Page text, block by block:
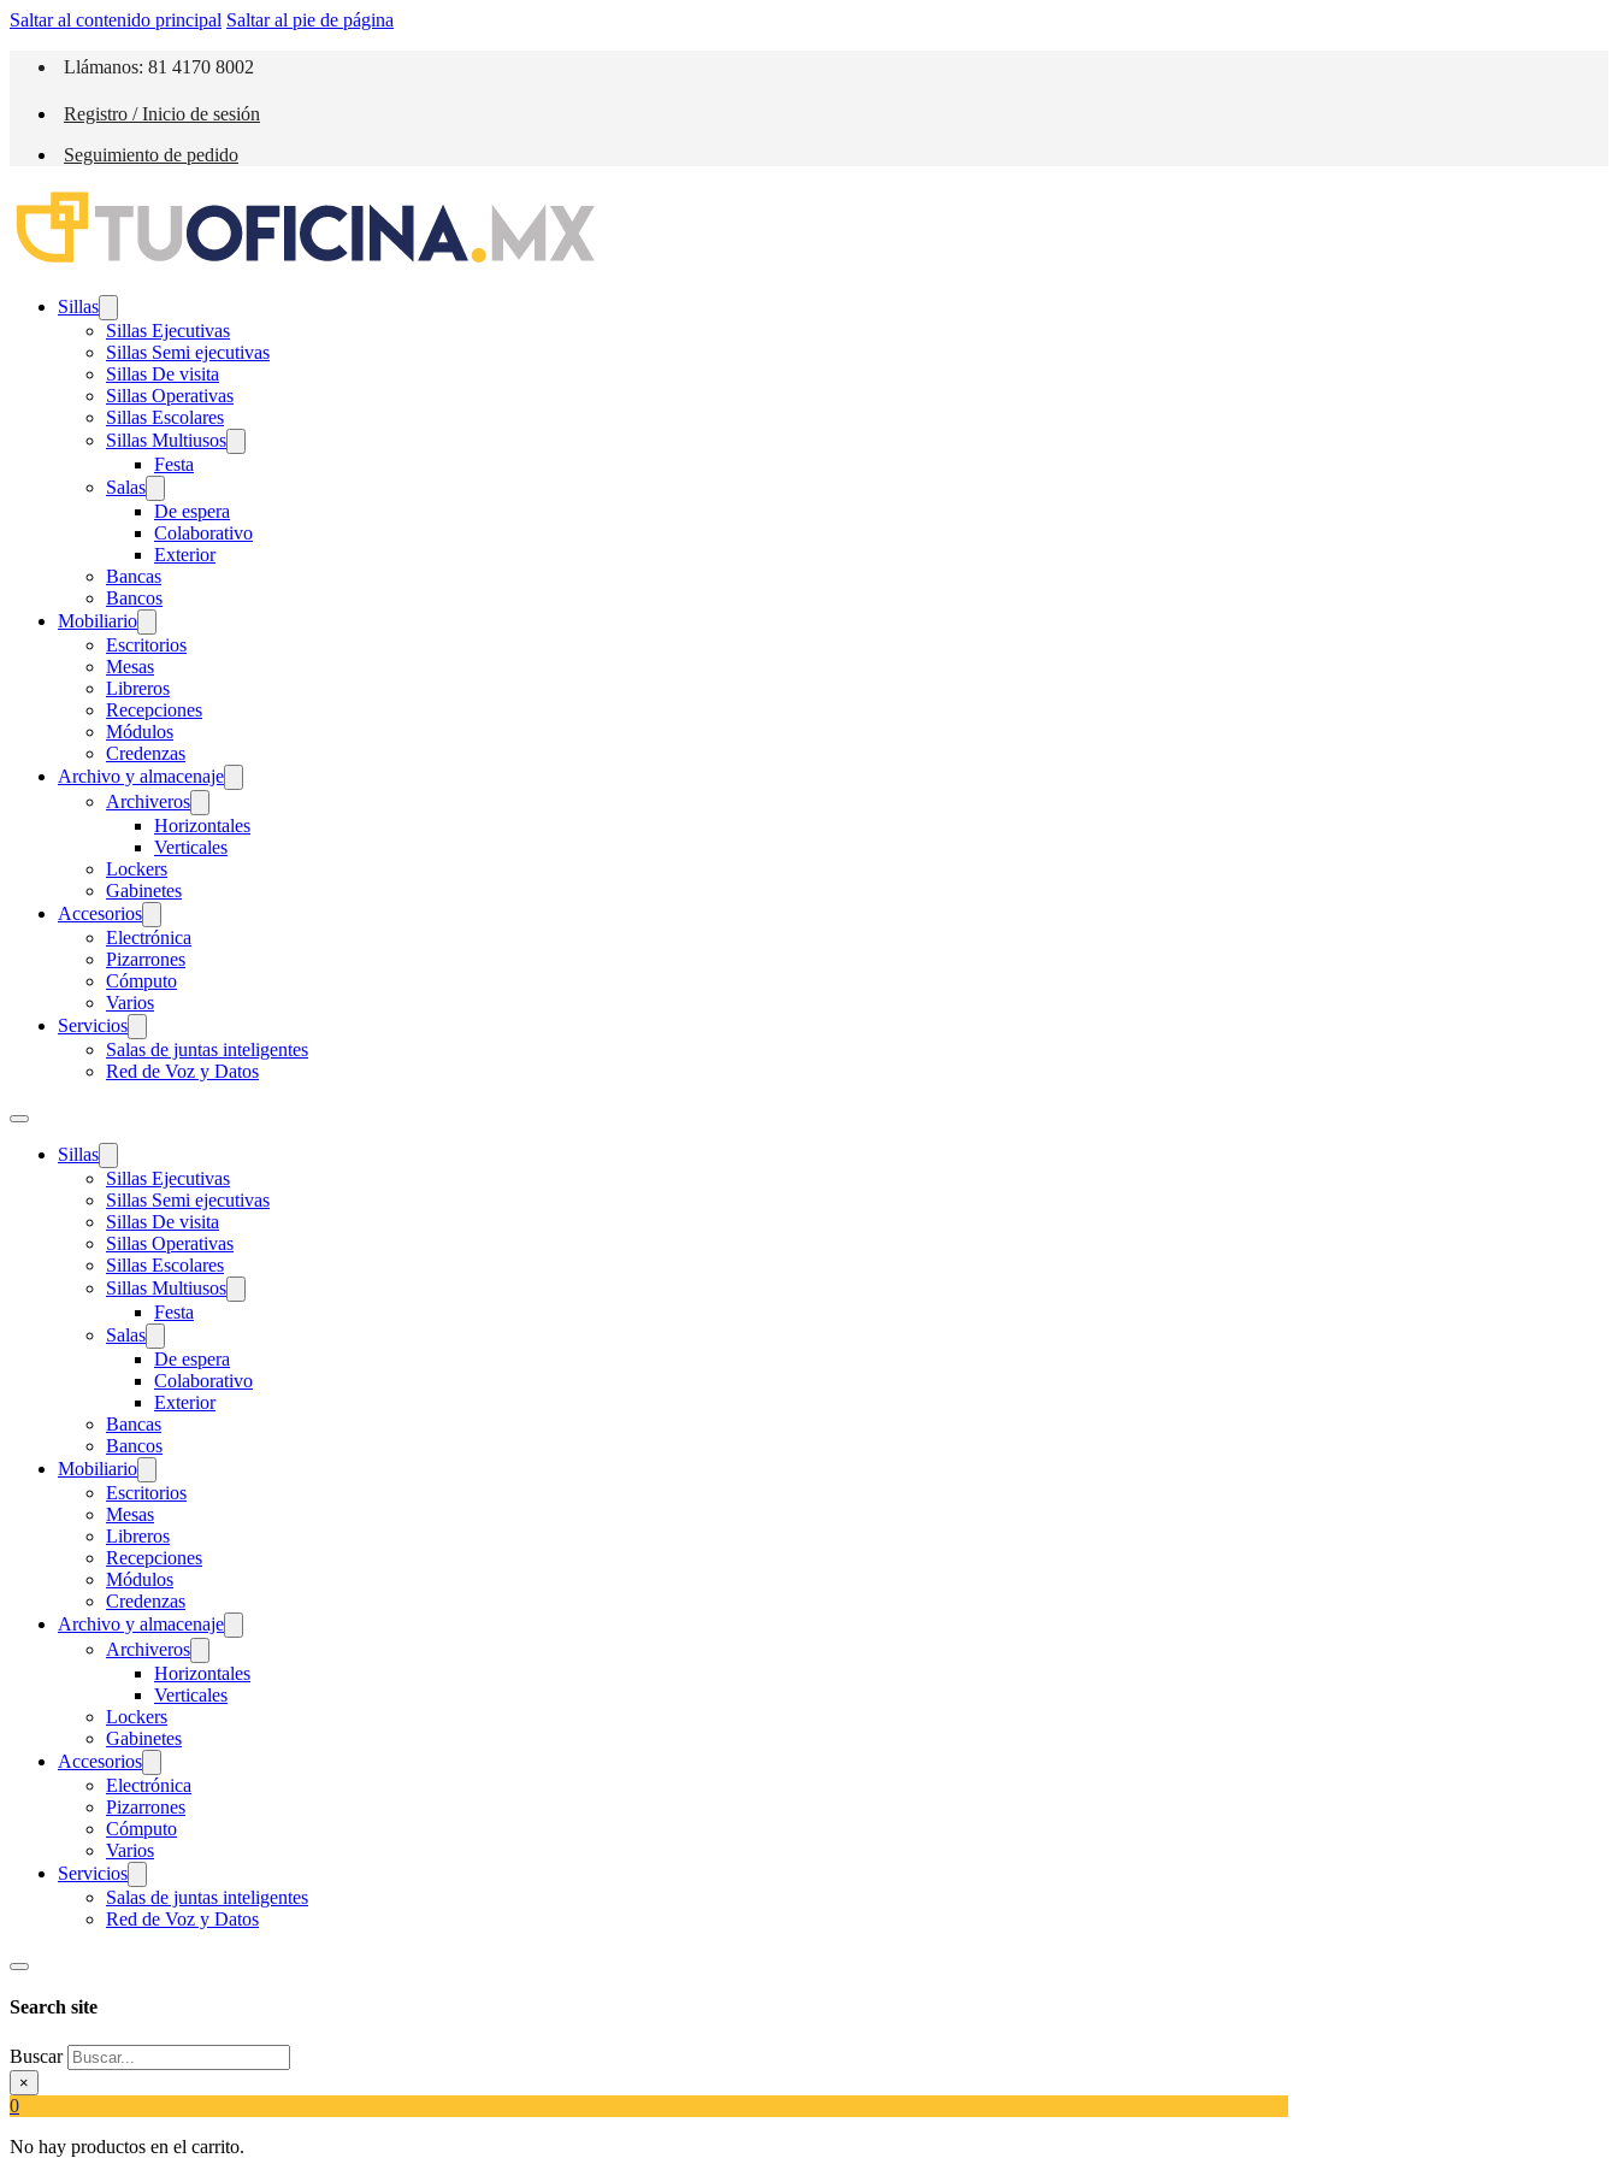
Saltar al contenido principal Saltar al pie de página
Llámanos: 81 4170 8002
Registro / Inicio de sesión
Seguimiento de pedido
Sillas
Sillas Ejecutivas
Sillas Semi ejecutivas
Sillas De visita
Sillas Operativas
Sillas Escolares
Sillas Multiusos
Festa
Salas
De espera
Colaborativo
Exterior
Bancas
Bancos
Mobiliario
Escritorios
Mesas
Libreros
Recepciones
Módulos
Credenzas
Archivo y almacenaje
Archiveros
Horizontales
Verticales
Lockers
Gabinetes
Accesorios
Electrónica
Pizarrones
Cómputo
Varios
Servicios
Salas de juntas inteligentes
Red de Voz y Datos
Sillas
Sillas Ejecutivas
Sillas Semi ejecutivas
Sillas De visita
Sillas Operativas
Sillas Escolares
Sillas Multiusos
Festa
Salas
De espera
Colaborativo
Exterior
Bancas
Bancos
Mobiliario
Escritorios
Mesas
Libreros
Recepciones
Módulos
Credenzas
Archivo y almacenaje
Archiveros
Horizontales
Verticales
Lockers
Gabinetes
Accesorios
Electrónica
Pizarrones
Cómputo
Varios
Servicios
Salas de juntas inteligentes
Red de Voz y Datos
Search site
Buscar
×
0
No hay productos en el carrito.